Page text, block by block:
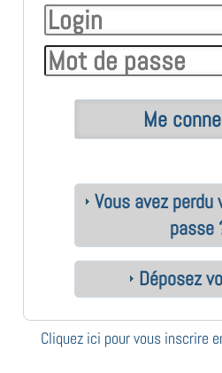
Vous avez
passe
Déposez
Cliquez ici pour vous inscrire